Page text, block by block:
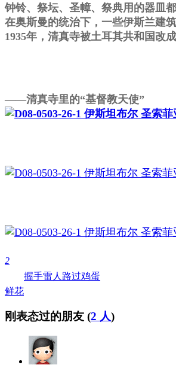
钟铃、祭坛、圣幛、祭典用的器皿
在奥斯曼的统治下，一些伊斯兰建
1935年，清真寺被土耳其共和国改成
——清真寺里的“基督教天使”
2
鲜花
握手雷人 路过鸡蛋
刚表态过的朋友 (2 人)